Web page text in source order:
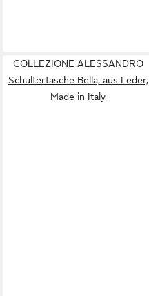
COLLEZIONE ALESSANDRO
Schultertasche Bella, aus Leder,
Made in Italy